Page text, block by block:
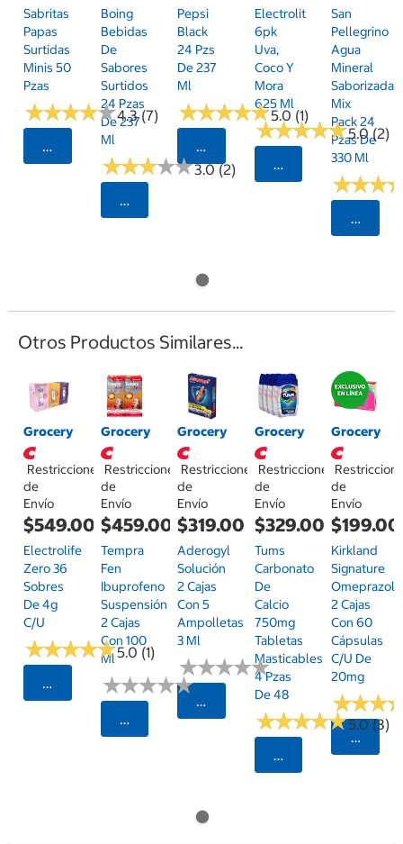
Sabritas
Papas
Surtidas
Minis 50
Pzas
★★★★★
★★★★★4.3 (7)
Seleccionar Código Postal
Boing
Bebidas
De
Sabores
Surtidos
24 Pzas
De 237
Ml
★★★★★
★★★★★3.0 (2)
Seleccionar Código Postal
Pepsi
Black
24 Pzs
De 237
Ml
★★★★★
★★★★★5.0 (1)
Seleccionar Código Postal
Electrolit
6pk
Uva,
Coco Y
Mora
625 Ml
★★★★★
★★★★★5.0 (2)
Seleccionar
San
Pellegrino
Agua
Mineral
Saborizada
Mix
Pack 24
Pzas De
330 Ml
★★★
★★★
Otros Productos Similares...
Grocery
Restricciones
de
Envío
$549.00
Electrolife
Zero 36
Sobres
De 4g
C/u
★★★★★
★★★★★5.0 (1)
Seleccionar Código Postal
Grocery
Restricciones
de
Envío
$459.00
Tempra
Fen
Ibuprofeno
Suspensión
2 Cajas
Con 100
Ml
★★★★★
★★★★★
Seleccionar Código Postal
Grocery
Restricciones
de
Envío
$319.00
Aderogyl
Solución
2 Cajas
Con 5
Ampolletas
3 Ml
★★★★★
★★★★★
Seleccionar Código Postal
Grocery
Restricciones
de
Envío
$329.00
Tums
Carbonato
De
Calcio
750mg
Tabletas
Masticables
4 Pzas
De 48
★★★★★
★★★★★5.0 (3)
Seleccionar
Grocery
de
Envío
$199.00
Kirkland
Signature
Omeprazol
2 Cajas
Con 60
Cápsulas
C/u De
20mg
★★★
★★★